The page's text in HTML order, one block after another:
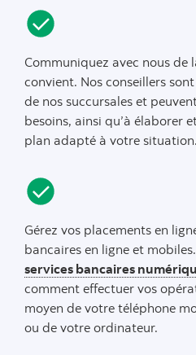
Communiquez avec nous de
convient. Nos conseillers
de nos succursales et
besoins, ainsi qu’à élaborer
plan adapté à votre situation.
Gérez vos placements en
bancaires en ligne et
services bancaires
comment effectuer vos
moyen de votre téléphone
ou de votre ordinateur.